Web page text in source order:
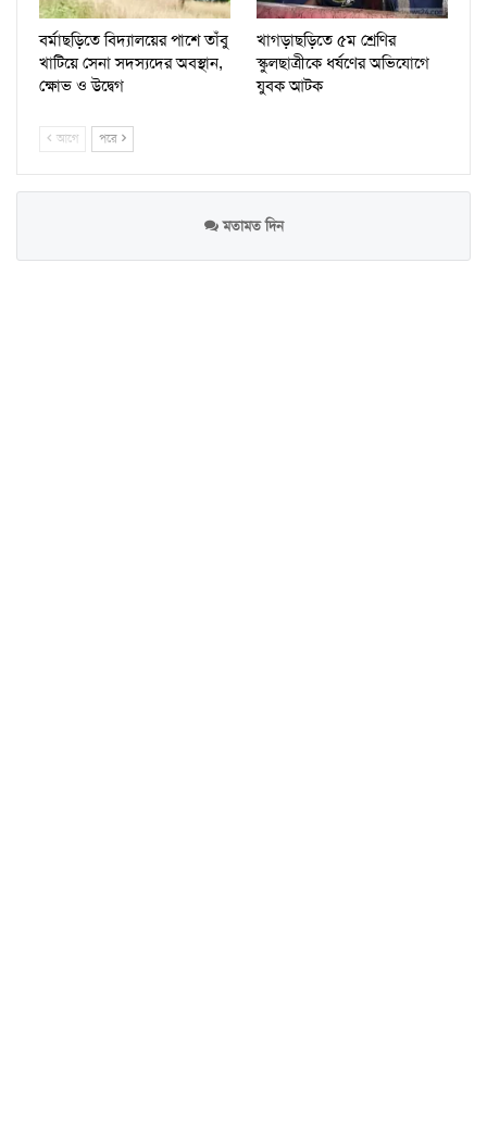
বর্মাছড়িতে বিদ্যালয়ের পাশে তাঁবু
খাটিয়ে সেনা সদস্যদের অবস্থান,
ক্ষোভ ও উদ্বেগ
খাগড়াছড়িতে ৫ম শ্রেণির
স্কুলছাত্রীকে ধর্ষণের অভিযোগে
যুবক আটক
আগে পরে
মতামত দিন